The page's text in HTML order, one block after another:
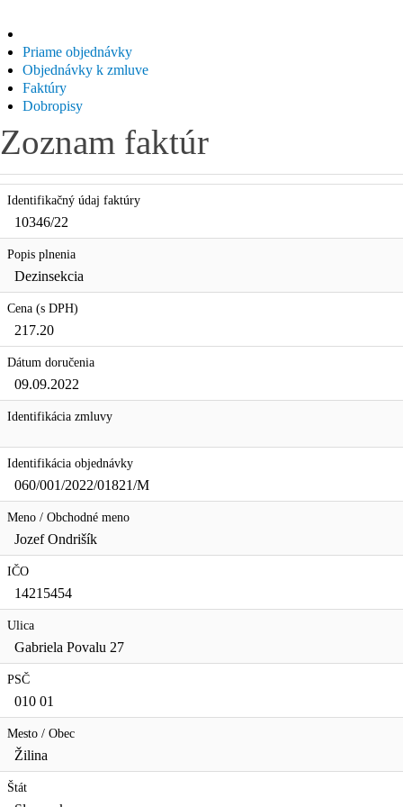
Priame objednávky
Objednávky k zmluve
Faktúry
Dobropisy
Zoznam faktúr
Identifikačný údaj faktúry
10346/22
Popis plnenia
Dezinsekcia
Cena (s DPH)
217.20
Dátum doručenia
09.09.2022
Identifikácia zmluvy
Identifikácia objednávky
060/001/2022/01821/M
Meno / Obchodné meno
Jozef Ondrišík
IČO
14215454
Ulica
Gabriela Povalu 27
PSČ
010 01
Mesto / Obec
Žilina
Štát